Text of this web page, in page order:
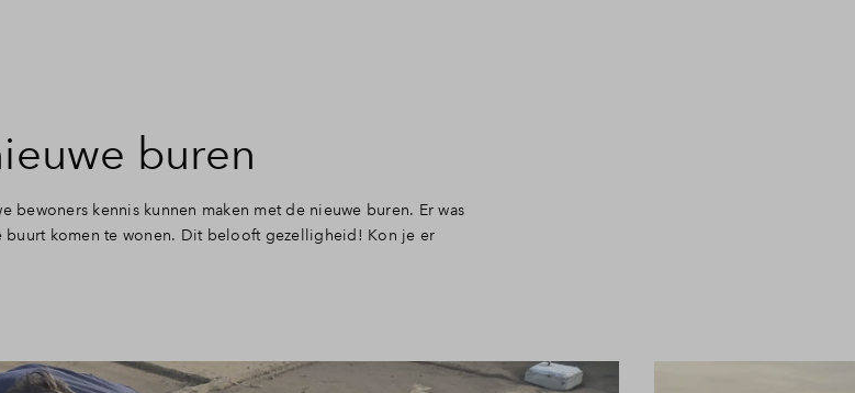
buren
kennis kunnen maken met de nieuwe buren. Er was
komen te wonen. Dit belooft gezelligheid! Kon je er